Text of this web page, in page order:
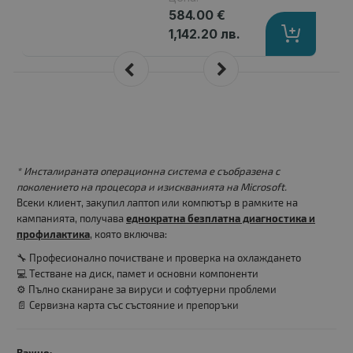
584.00 €
1,142.20 лв.
* Инсталираната операционна система е съобразена с
поколението на процесора и изискванията на Microsoft.
Всеки клиент, закупил лаптоп или компютър в рамките на
кампанията, получава еднократна безплатна диагностика и
профилактика, която включва:
🔧 Професионално почистване и проверка на охлаждането
💻 Тестване на диск, памет и основни компоненти
⚙️ Пълно сканиране за вируси и софтуерни проблеми
📄 Сервизна карта със състояние и препоръки